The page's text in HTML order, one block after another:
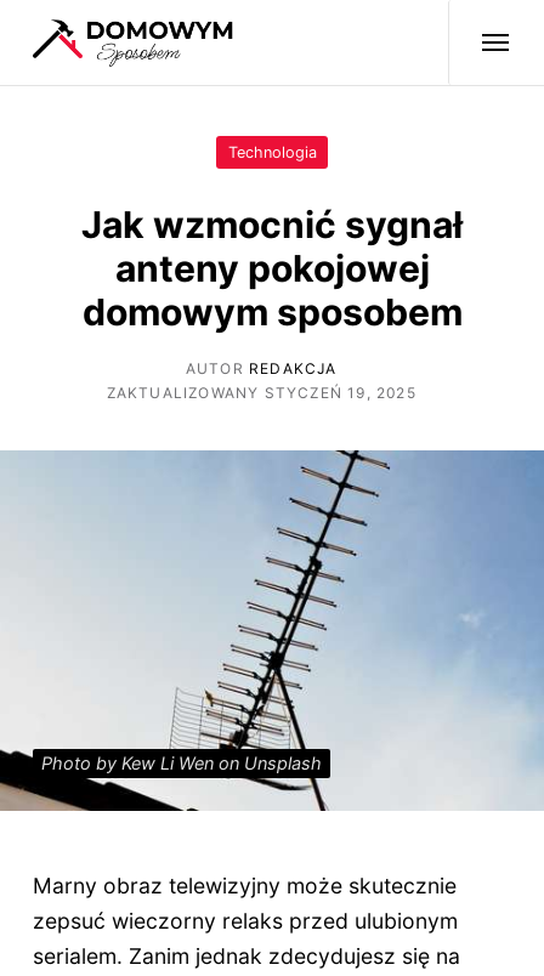
Technologia
Jak wzmocnić sygnał
anteny pokojowej
domowym sposobem
AUTOR REDAKCJA
ZAKTUALIZOWANY STYCZEŃ 19, 2025
Photo by Kew Li Wen on Unsplash
Marny obraz telewizyjny może skutecznie
zepsuć wieczorny relaks przed ulubionym
serialem. Zanim jednak zdecydujesz się na